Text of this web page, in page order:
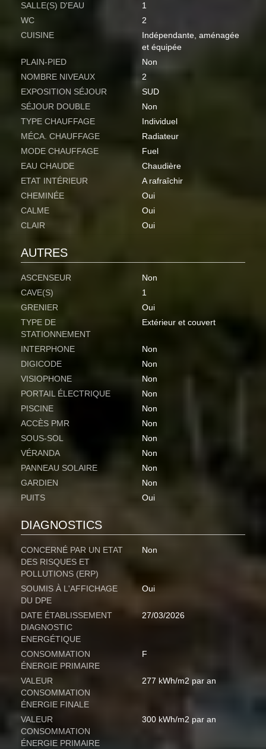
SALLE(S) D'EAU
1
WC
2
CUISINE
Indépendante, aménagée
et équipée
PLAIN-PIED
Non
NOMBRE NIVEAUX
2
EXPOSITION SÉJOUR
SUD
SÉJOUR DOUBLE
Non
TYPE CHAUFFAGE
Individuel
MÉCA. CHAUFFAGE
Radiateur
MODE CHAUFFAGE
Fuel
EAU CHAUDE
Chaudière
ETAT INTÉRIEUR
A rafraîchir
CHEMINÉE
Oui
CALME
Oui
CLAIR
Oui
AUTRES
ASCENSEUR
Non
CAVE(S)
1
GRENIER
Oui
TYPE DE
STATIONNEMENT
Extérieur et couvert
INTERPHONE
Non
DIGICODE
Non
VISIOPHONE
Non
PORTAIL ÉLECTRIQUE
Non
PISCINE
Non
ACCÈS PMR
Non
SOUS-SOL
Non
VÉRANDA
Non
PANNEAU SOLAIRE
Non
GARDIEN
Non
PUITS
Oui
DIAGNOSTICS
CONCERNÉ PAR UN ETAT
DES RISQUES ET
POLLUTIONS (ERP)
Non
SOUMIS À L'AFFICHAGE
DU DPE
Oui
DATE ÉTABLISSEMENT
DIAGNOSTIC
ENERGÉTIQUE
27/03/2026
CONSOMMATION
ÉNERGIE PRIMAIRE
F
VALEUR
CONSOMMATION
ÉNERGIE FINALE
277 kWh/m2 par an
VALEUR
CONSOMMATION
ÉNERGIE PRIMAIRE
300 kWh/m2 par an